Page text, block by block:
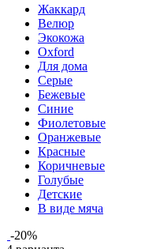
Жаккард
велюр
экокожа
oxford
для дома
серые
бежевые
синие
фиолетовые
оранжевые
красные
коричневые
голубые
Детские
В виде мяча
-20%